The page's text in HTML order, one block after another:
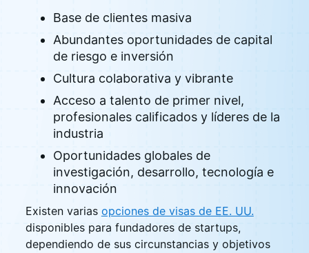
Base de clientes masiva
Abundantes oportunidades de capital
de riesgo e inversión
Cultura colaborativa y vibrante
Acceso a talento de primer nivel,
profesionales calificados y líderes de la
industria
Oportunidades globales de
investigación, desarrollo, tecnología e
innovación
Existen varias opciones de visas de EE. UU.
disponibles para fundadores de startups,
dependiendo de sus circunstancias y objetivos